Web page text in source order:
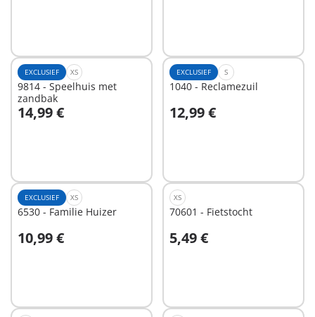
EXCLUSIEF XS
9814 - Speelhuis met
zandbak
14,99 €
In winkelwagen
EXCLUSIEF S
1040 - Reclamezuil
12,99 €
In winkelwagen
EXCLUSIEF XS
6530 - Familie Huizer
10,99 €
In winkelwagen
XS
70601 - Fietstocht
5,49 €
In winkelwagen